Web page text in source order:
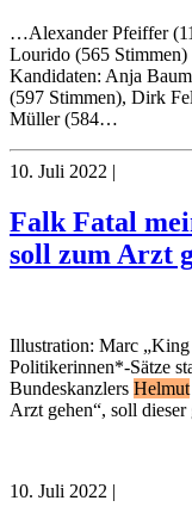
…Alexander Pfeiffer
Lourido (565 Stimmen)
Kandidaten: Anja
(597 Stimmen), Dirk
Müller (584…
10. Juli 2022 |
Falk Fatal
soll zum Arzt
Illustration: Marc
Politikerinnen*-Sätze
Bundeskanzlers Helmut
Arzt gehen“, soll
10. Juli 2022 |